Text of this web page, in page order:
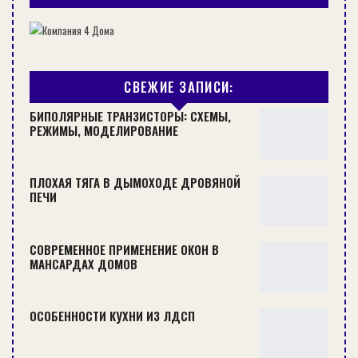
самовыравнивающуюся смесь. Черновая стяжка
должна быть толщиной не менее 20 мм,
чистовая — 3-20 мм.
1. Плита перекрытия 2. Теплоизоляция 3. Гидроизоляция 4.
Армированная стяжка 5. Стена или перегородка
По способу соединения с основанием стяжка
может бытьсплошная, прочно сцепленная с
нижележащим слоем перекрытия, и
«плавающая»
ни со стеной. «Плавающую» стяжку выбирают,
если в конструкции необходима
гидроизоляционная пленка, тепло- и
звукоизоляция. Толщина слоя такой стяжки, как
правило, не менее 35 мм.
СВЕЖИЕ ЗАПИСИ:
БИПОЛЯРНЫЕ ТРАНЗИСТОРЫ: СХЕМЫ,
РЕЖИМЫ, МОДЕЛИРОВАНИЕ
ПЛОХАЯ ТЯГА В ДЫМОХОДЕ ДРОВЯНОЙ
ПЕЧИ
СОВРЕМЕННОЕ ПРИМЕНЕНИЕ ОКОН В
МАНСАРДАХ ДОМОВ
ОСОБЕННОСТИ КУХНИ ИЗ ЛДСП